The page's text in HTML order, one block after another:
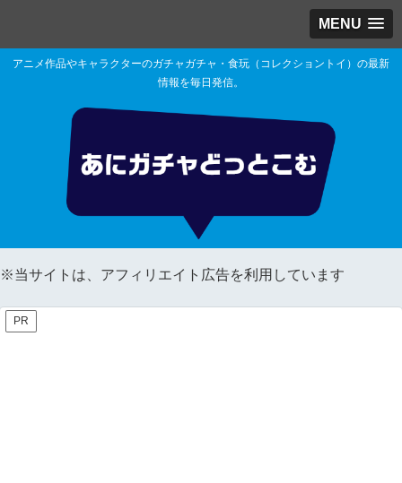
MENU
アニメ作品やキャラクターのガチャガチャ・食玩（コレクショントイ）の最新
情報を毎日発信。
※当サイトは、アフィリエイト広告を利用しています
PR